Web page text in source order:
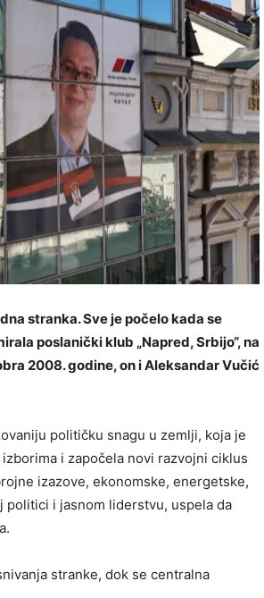
stranka. Sve je počelo kada se
poslanički klub „Napred, Srbijo“, na
2008. godine, on i Aleksandar Vučić
političku snagu u zemlji, koja je
i započela novi razvojni ciklus
izazove, ekonomske, energetske,
i jasnom liderstvu, uspela da
stranke, dok se centralna